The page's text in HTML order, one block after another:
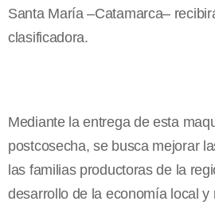
Santa María –Catamarca–
clasificadora.
Mediante la entrega de esta
postcosecha, se busca mejorar
las familias productoras de la
desarrollo de la economía local y